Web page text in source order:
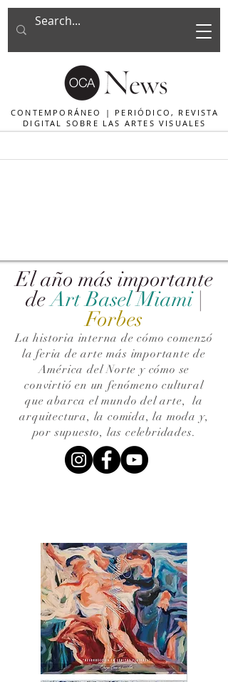
CONTEMPORÁNEO | PERIÓDICO, REVISTA
DIGITAL SOBRE LAS ARTES VISUALES
El año más importante
de Art Basel Miami |
Forbes
La historia interna de cómo comenzó
la feria de arte más importante de
América del Norte y cómo se
convirtió en un fenómeno cultural
que abarca el mundo del arte,la
arquitectura, la comida, la moda y,
por supuesto, las celebridades.